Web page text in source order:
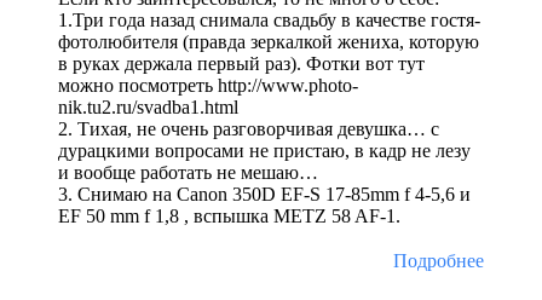
1.Три года назад снимала свадьбу в качестве гостя-
фотолюбителя (правда зеркалкой жениха, которую
в руках держала первый раз). Фотки вот тут
можно посмотреть http://www.photo-
nik.tu2.ru/svadba1.html
2. Тихая, не очень разговорчивая девушка… с
дурацкими вопросами не пристаю, в кадр не лезу
и вообще работать не мешаю…
3. Снимаю на Canon 350D EF-S 17-85mm f 4-5,6 и
EF 50 mm f 1,8 , вспышка METZ 58 AF-1.
Подробнее